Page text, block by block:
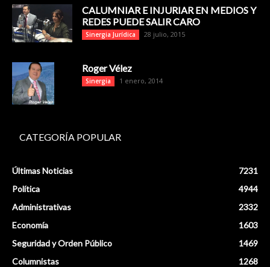
CALUMNIAR E INJURIAR EN MEDIOS Y
REDES PUEDE SALIR CARO
Sinergia Jurídica 28 julio, 2015
Roger Vélez
Sinergia 1 enero, 2014
CATEGORÍA POPULAR
Últimas Noticias
7231
Política
4944
Administrativas
2332
Economía
1603
Seguridad y Orden Público
1469
Columnistas
1268